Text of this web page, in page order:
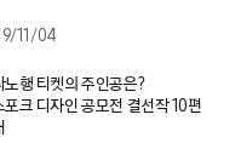
11/04
노행 티켓의 주인공은?
포크 디자인 공모전 결선작 10편